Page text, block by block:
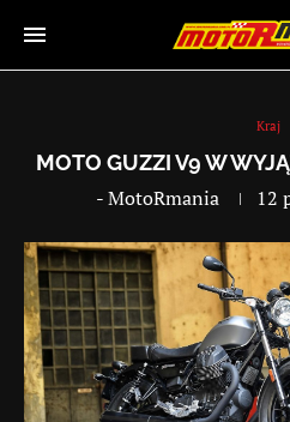
Kraj
MOTO GUZZI V9 W
-MotoRmania 12